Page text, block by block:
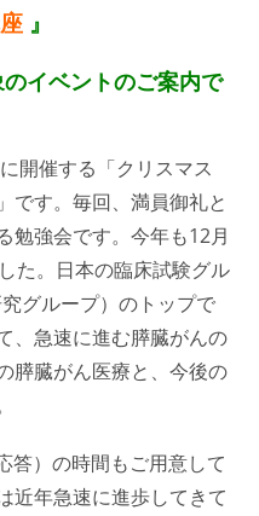
』
イベントのご案内で
開催する「クリスマス
す。毎回、満員御礼と
勉強会です。今年も12月
た。日本の臨床試験グル
グループ）のトップで
、急速に進む膵臓がんの
膵臓がん医療と、今後の
答）の時間もご用意して
近年急速に進歩してきて